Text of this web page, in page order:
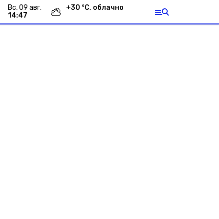
вс, 09 авг.
14:47
+30 °С, облачно